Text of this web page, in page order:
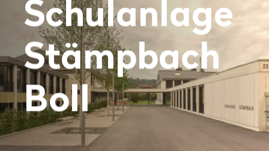
Schulanlage
Stämpbach
Boll